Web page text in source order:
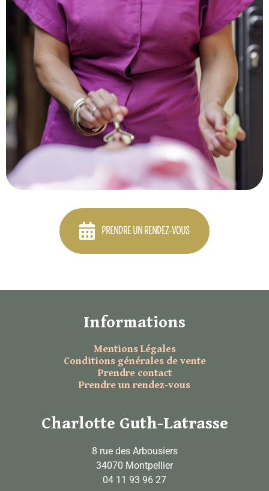
PRENDRE UN RENDEZ-VOUS
Informations
Mentions Légales
Conditions générales de vente
Prendre contact
Prendre un rendez-vous
Charlotte Guth-Latrasse
8 rue des Arbousiers
34070 Montpellier
04 11 93 96 27